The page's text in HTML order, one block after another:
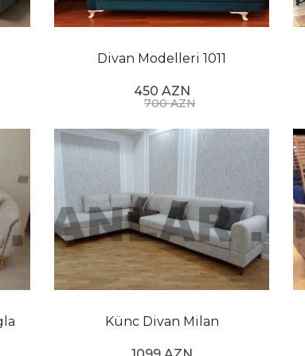
hissəsi kimi istifadə edilə bilər.
istirahət və istirahət üçün mükəmməldir və tez-
kimi amilləri nəzərə alın. Rahat və
Divan Modelleri 1011
450 AZN
700 AZN
Künc Divan Milan